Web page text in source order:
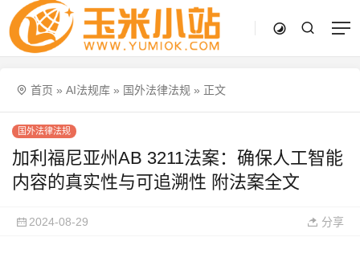
首页 » AI法规库 » 国外法律法规 » 正文
国外法律法规
加利福尼亚州AB 3211法案：确保人工智能
内容的真实性与可追溯性 附法案全文
2024-08-29 分享